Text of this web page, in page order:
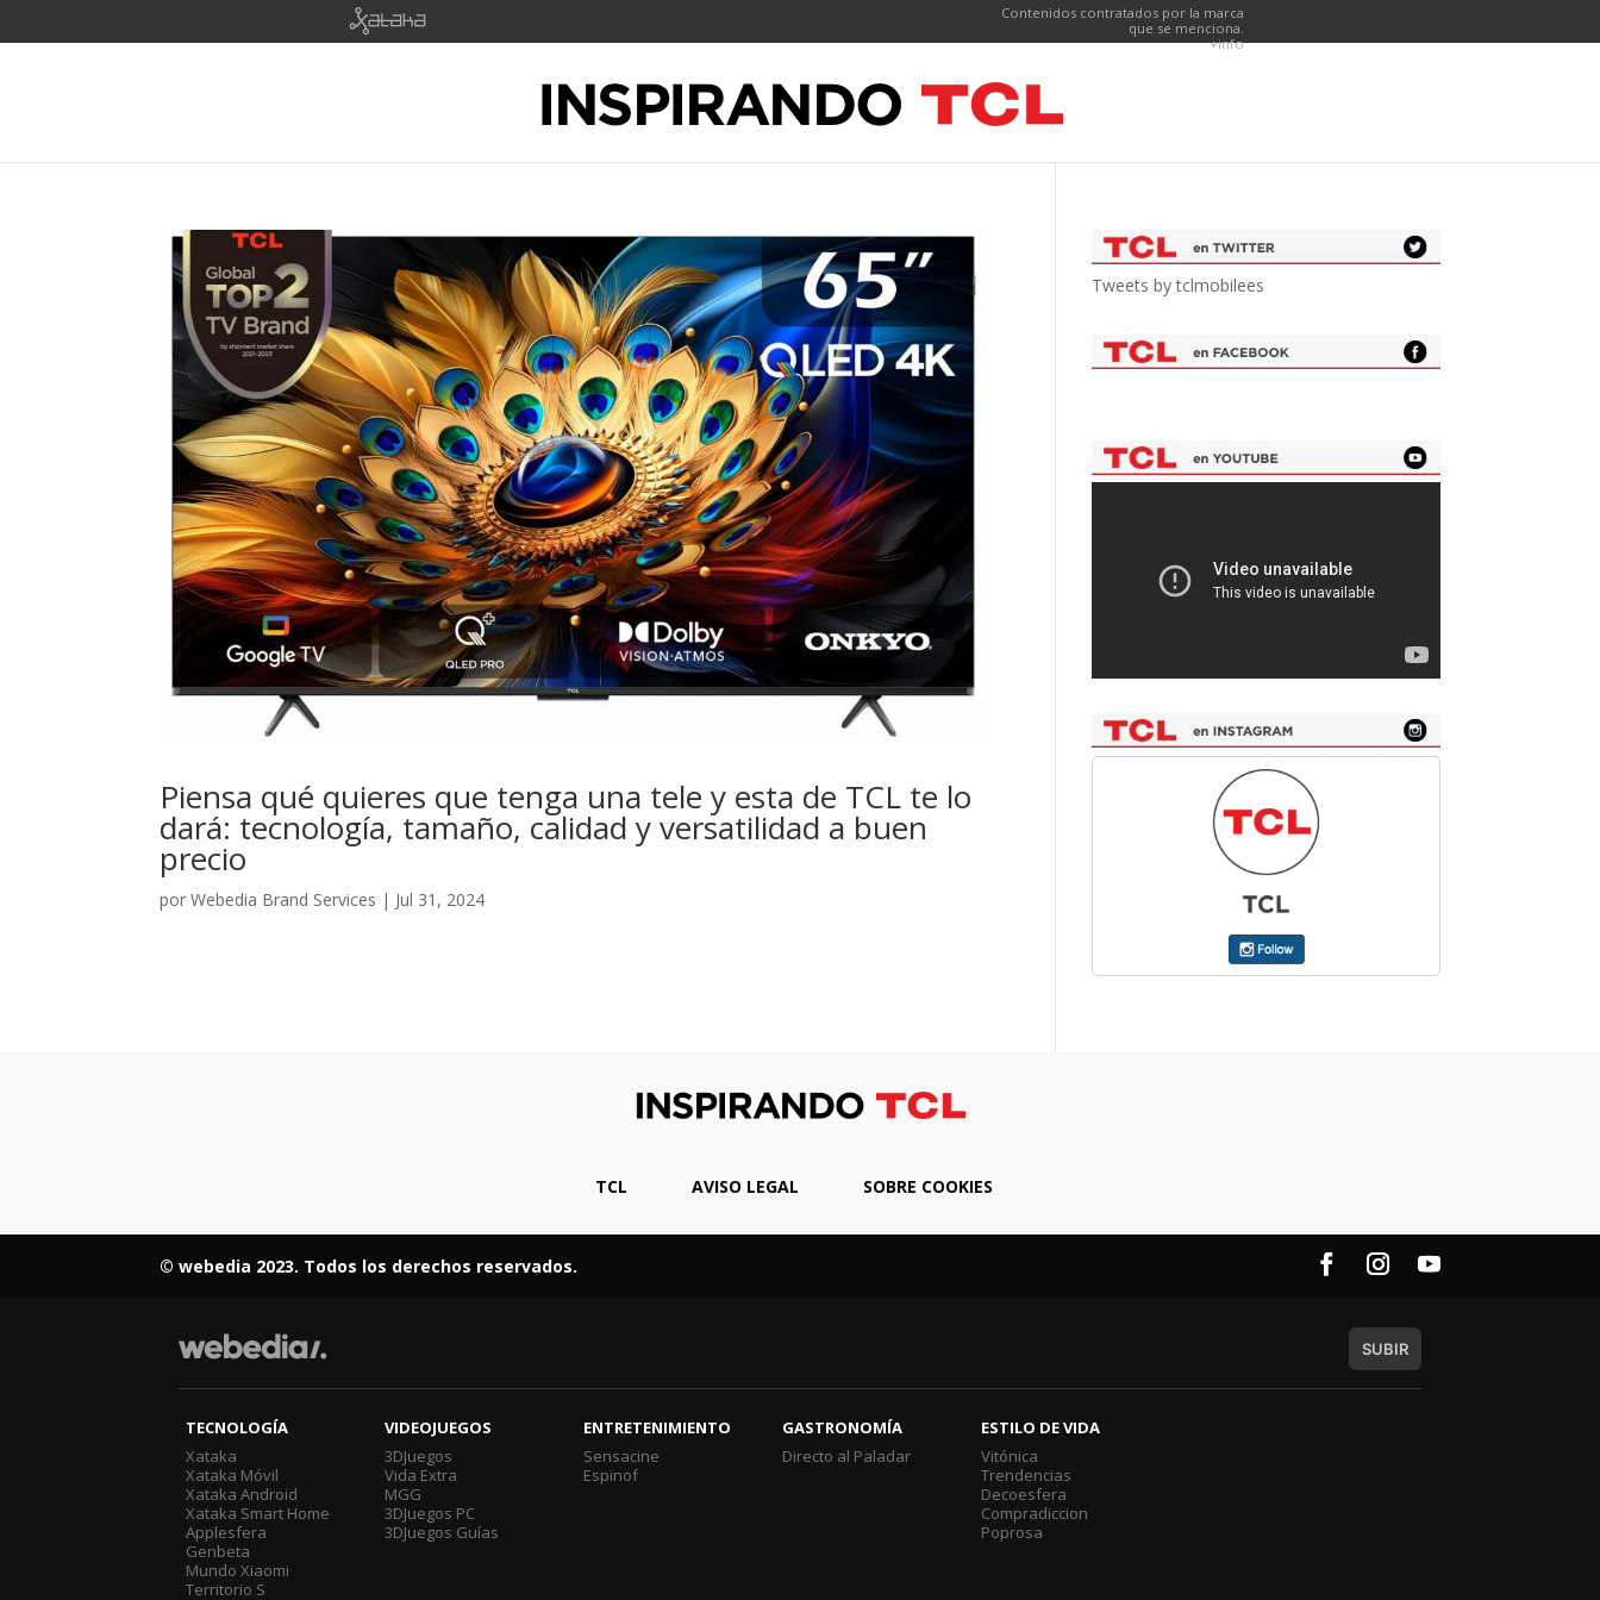
Contenidos contratados por la marca
que se menciona.
+info
Piensa qué quieres que tenga una tele y esta de TCL te lo
dará: tecnología, tamaño, calidad y versatilidad a buen
precio
porWebedia Brand Services | Jul 31, 2024
Tweets by tclmobilees
TCL AVISO LEGAL SOBRE COOKIES
© webedia 2023. Todos los derechos reservados.
SUBIR
TECNOLOGÍA
Xataka
Xataka Móvil
Xataka Android
Xataka Smart Home
Applesfera
Genbeta
Mundo Xiaomi
Territorio S
VIDEOJUEGOS
3DJuegos
Vida Extra
MGG
3DJuegos PC
3DJuegos Guías
ENTRETENIMIENTO
Sensacine
Espinof
GASTRONOMÍA
Directo al Paladar
ESTILO DE VIDA
Vitónica
Trendencias
Decoesfera
Compradiccion
Poprosa